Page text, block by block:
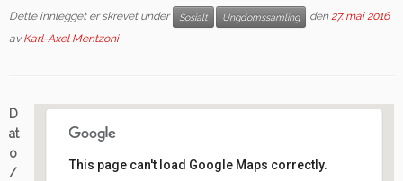
Dette innlegget er skrevet under Sosialt Ungdomssamling den27. mai 2016
avKarl-Axel Mentzoni
This page can't load Google Maps correctly.
D
at
o
/